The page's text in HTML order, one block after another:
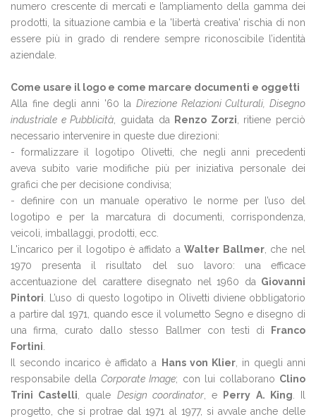
numero crescente di mercati e l’ampliamento della gamma dei
prodotti, la situazione cambia e la 'libertà creativa' rischia di non
essere più in grado di rendere sempre riconoscibile l’identità
aziendale.
Come usare il logo e come marcare documenti e oggetti
Alla fine degli anni '60 la Direzione Relazioni Culturali, Disegno
industriale e Pubblicità , guidata da Renzo Zorzi , ritiene perciò
necessario intervenire in queste due direzioni:
- formalizzare il logotipo Olivetti, che negli anni precedenti
aveva subito varie modifiche più per iniziativa personale dei
grafici che per decisione condivisa;
- definire con un manuale operativo le norme per l’uso del
logotipo e per la marcatura di documenti, corrispondenza,
veicoli, imballaggi, prodotti, ecc.
L'incarico per il logotipo è affidato aWalter Ballmer, che nel
1970 presenta il risultato del suo lavoro: una efficace
accentuazione del carattere disegnato nel 1960 da Giovanni
Pintori . L’uso di questo logotipo in Olivetti diviene obbligatorio
a partire dal 1971, quando esce il volumetto Segno e disegno di
una firma, curato dallo stesso Ballmer con testi di
Franco
Fortini
Il secondo incarico è affidato a
Hans von Klier, in quegli anni
responsabile dellaCorporate Image; con lui collaborano Clino
Trini Castelli , quale Design coordinator, e Perry A. King
progetto, che si protrae dal 1971 al 1977, si avvale anche delle